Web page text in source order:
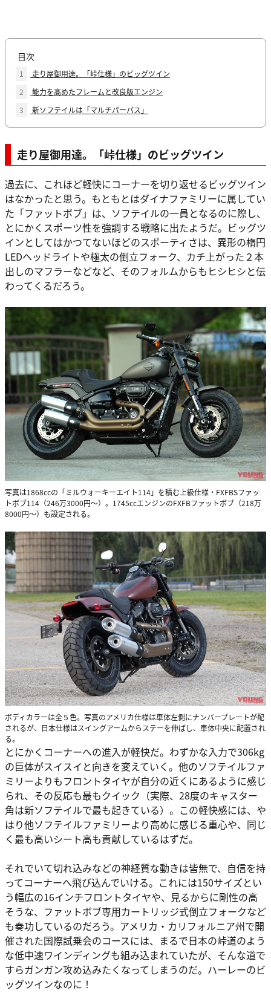
目次
1
走り屋御用達。「峠仕様」のビッグツイン
2
能力を高めたフレームと改良版エンジン
3
新ソフテイルは「マルチパーパス」
走り屋御用達。「峠仕様」のビッグツイン
過去に、これほど軽快にコーナーを切り返せるビッグツイン
はなかったと思う。もともとはダイナファミリーに属してい
た「ファットボブ」は、ソフテイルの一員となるのに際し、
とにかくスポーツ性を強調する戦略に出たようだ。ビッグツ
インとしてはかつてないほどのスポーティさは、異形の楕円
LEDヘッドライトや極太の倒立フォーク、カチ上がった２本
出しのマフラーなどなど、そのフォルムからもヒシヒシと伝
わってくるだろう。
写真は1868ccの「ミルウォーキーエイト114」を積む上級仕様・FXFBSファッ
トボブ114（246万3000円〜）。1745ccエンジンのFXFBファットボブ（218万
8000円〜）も設定される。
ボディカラーは全５色。写真のアメリカ仕様は車体左側にナンバープレートが配
されるが、日本仕様はスイングアームからステーを伸ばし、車体中央に配置され
る。
とにかくコーナーへの進入が軽快だ。わずかな入力で306kg
の巨体がスイスイと向きを変えていく。他のソフテイルファ
ミリーよりもフロントタイヤが自分の近くにあるように感じ
られ、その反応も最もクイック（実際、28度のキャスター
角は新ソフテイルで最も起きている）。この軽快感には、や
はり他ソフテイルファミリーより高めに感じる重心や、同じ
く最も高いシート高も貢献しているはずだ。
それでいて切れ込みなどの神経質な動きは皆無で、自信を持
ってコーナーへ飛び込んでいける。これには150サイズとい
う幅広の16インチフロントタイヤや、見るからに剛性の高
そうな、ファットボブ専用カートリッジ式倒立フォークなど
も奏功しているのだろう。アメリカ・カリフォルニア州で開
催された国際試乗会のコースには、まるで日本の峠道のよう
な低中速ワインディングも組み込まれていたが、そんな道で
すらガンガン攻め込みたくなってしまうのだ。ハーレーのビ
ッグツインなのに！